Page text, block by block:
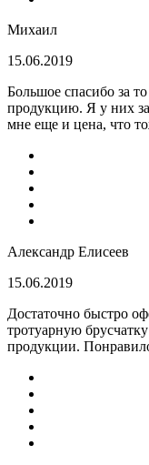
Михаил
15.06.2019
Большое спасибо за
продукцию. Я у них
мне еще и цена, что
Александр Елисеев
15.06.2019
Достаточно быстро
тротуарную
продукции.